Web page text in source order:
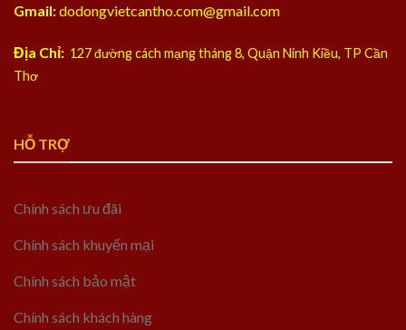
Gmail:dodongvietcantho.com@gmail.com
Địa Chỉ: 127 đường cách mạng tháng 8, Quận Ninh Kiều, TP Cần
Thơ
HỖ TRỢ
Chính sách ưu đãi
Chính sách khuyến mại
Chính sách bảo mật
Chính sách khách hàng